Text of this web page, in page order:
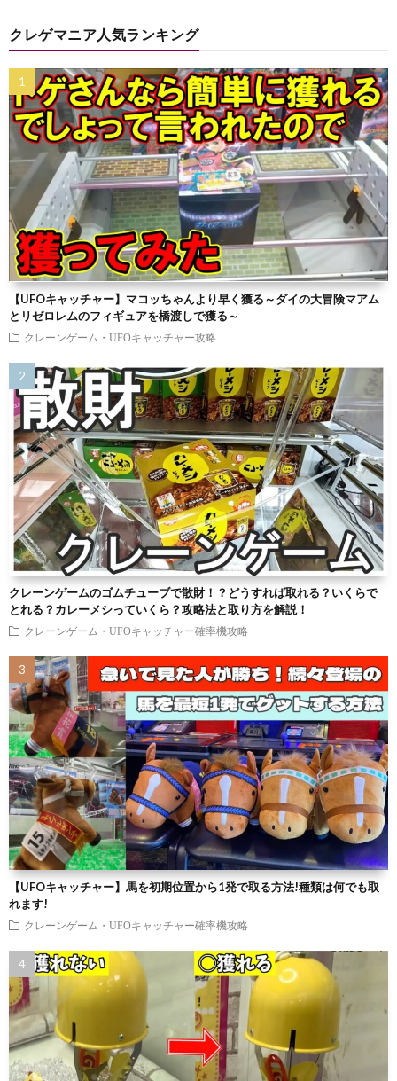
クレゲマニア人気ランキング
【UFOキャッチャー】マコッちゃんより早く獲る～ダイの大冒険マアム
とリゼロレムのフィギュアを橋渡しで獲る～
クレーンゲーム・UFOキャッチャー攻略
クレーンゲームのゴムチューブで散財！？どうすれば取れる？いくらで
とれる？カレーメシっていくら？攻略法と取り方を解説！
クレーンゲーム・UFOキャッチャー確率機攻略
【UFOキャッチャー】馬を初期位置から1発で取る方法!種類は何でも取
れます!
クレーンゲーム・UFOキャッチャー確率機攻略